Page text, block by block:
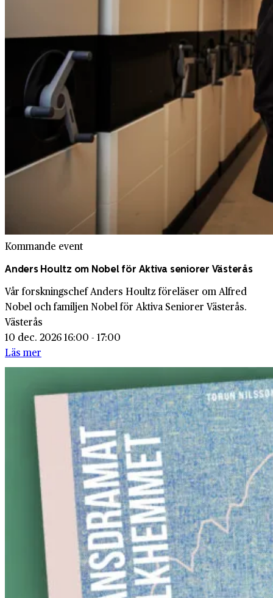
Kommande event
Anders Houltz om Nobel för Aktiva seniorer Västerås
Vår forskningschef Anders Houltz föreläser om Alfred
Nobel och familjen Nobel för Aktiva Seniorer Västerås.
Västerås
10 dec. 2026 16:00 - 17:00
Läs mer